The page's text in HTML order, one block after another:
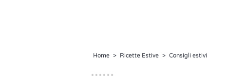
Home > Ricette Estive > Consigli estivi